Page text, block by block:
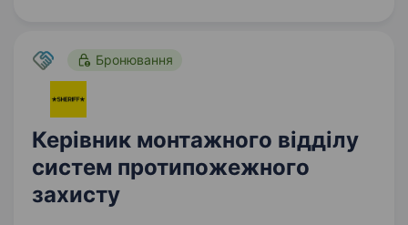
Бронювання
Керівник монтажного відділу
систем протипожежного
захисту